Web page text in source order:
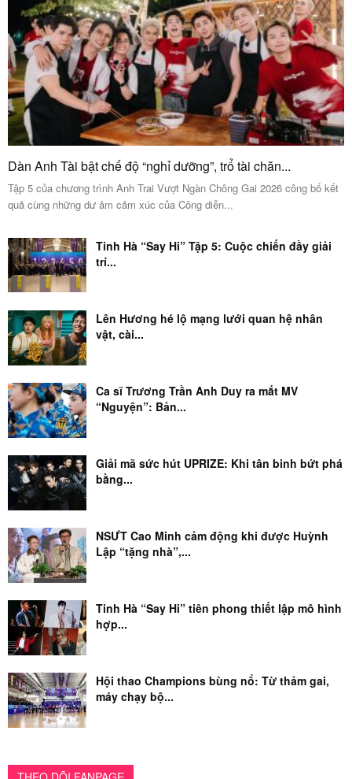
Dàn Anh Tài bật chế độ “nghỉ dưỡng”, trổ tài chăn...
Tập 5 của chương trình Anh Trai Vượt Ngàn Chông Gai 2026 công bố kết
quả cùng những dư âm cảm xúc của Công diễn...
Tinh Hà “Say Hi” Tập 5: Cuộc chiến đầy giải
trí...
Lên Hương hé lộ mạng lưới quan hệ nhân
vật, cài...
Ca sĩ Trương Trần Anh Duy ra mắt MV
“Nguyện”: Bản...
Giải mã sức hút UPRIZE: Khi tân binh bứt phá
bằng...
NSƯT Cao Minh cảm động khi được Huỳnh
Lập “tặng nhà”,...
Tinh Hà “Say Hi” tiên phong thiết lập mô hình
hợp...
Hội thao Champions bùng nổ: Từ thảm gai,
máy chạy bộ...